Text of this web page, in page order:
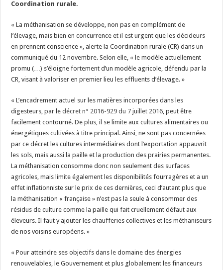
Coordination rurale.
« La méthanisation se développe, non pas en complément de
l’élevage, mais bien en concurrence et il est urgent que les décideurs
en prennent conscience », alerte la Coordination rurale (CR) dans un
communiqué du 12 novembre. Selon elle, « le modèle actuellement
promu (…) s’éloigne fortement d’un modèle agricole, défendu par la
CR, visant à valoriser en premier lieu les effluents d’élevage. »
« L’encadrement actuel sur les matières incorporées dans les
digesteurs, par ledécret n° 2016-929 du 7 juillet 2016, peut être
facilement contourné. De plus, il se limite aux cultures alimentaires ou
énergétiques cultivées à titre principal. Ainsi, ne sont pas concernées
par ce décret les cultures intermédiaires dont l’exportation appauvrit
les sols, mais aussi la paille et la production des prairies permanentes.
La méthanisation consomme donc non seulement des surfaces
agricoles, mais limite également les disponibilités fourragères et a un
effet inflationniste sur le prix de ces dernières, ceci d’autant plus que
la méthanisation « française » n’est pas la seule à consommer des
résidus de culture comme la paille qui fait cruellement défaut aux
éleveurs. Il faut y ajouter les chaufferies collectives et les méthaniseurs
de nos voisins européens. »
« Pour atteindre ses objectifs dans le domaine des énergies
renouvelables, le Gouvernement et plus globalement les financeurs